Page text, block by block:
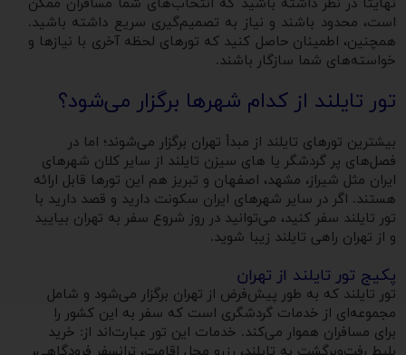
نهایتاً در نظر داشته باشید که انتخاب‌های شما مسافران ممکن
است، محدود باشند و نیاز به تصمیم‌گیری سریع داشته باشید.
همچنین، اطمینان حاصل کنید که تورهای لحظه آخری با نیازها و
خواسته‌های شما سازگار باشند.
تور تایلند از کدام شهرها برگزار می‌شود؟
بیشترین تورهای تایلند از مبدأ تهران برگزار می‌شوند؛ اما در
فصل‌های پر گردشگر یا های سیزن تایلند از سایر کلان ‌شهرهای
ایران مثل شیراز، مشهد، اصفهان و تبریز هم این تورها قابل ‌ارائه
هستند. اگر در سایر شهرهای ایران سکونت دارید و قصد دارید با
تور تایلند سفر کنید، می‌توانید در روز شروع سفر به تهران بیایید
و از تهران راهی تایلند زیبا شوید.
پکیج تور تایلند از تهران
تور تایلند که به طور پیش‌فرض از تهران برگزار می‌شود و شامل
مجموعه‌ای از خدمات گردشگری است که سفر به این کشور را
برای مسافران هموار می‌کند. خدمات این تور عبارت‌اند از: خرید